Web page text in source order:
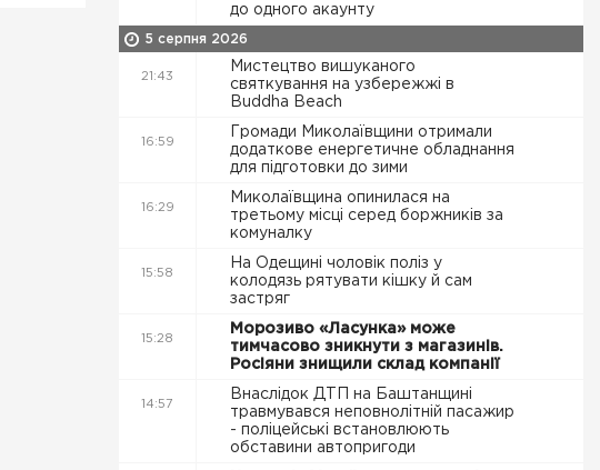
до одного акаунту
5 серпня 2026
21:43
Мистецтво вишуканого
святкування на узбережжі в
Buddha Beach
16:59
Громади Миколаївщини отримали
додаткове енергетичне обладнання
для підготовки до зими
16:29
Миколаївщина опинилася на
третьому місці серед боржників за
комуналку
15:58
На Одещині чоловік поліз у
колодязь рятувати кішку й сам
застряг
15:28
Морозиво «Ласунка» може
тимчасово зникнути з магазинів.
Росіяни знищили склад компанії
14:57
Внаслідок ДТП на Баштанщині
травмувався неповнолітній пасажир
- поліцейські встановлюють
обставини автопригоди